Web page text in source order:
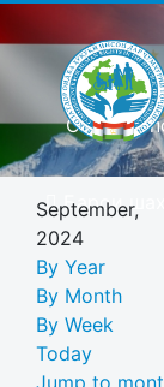
Это
Скачать
Барои
September,
2024
By Year
By Month
By Week
Today
Jump to